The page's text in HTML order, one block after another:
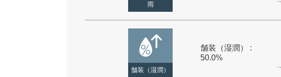
雨
舗装（湿潤）
舗装（湿潤） :
50.0%